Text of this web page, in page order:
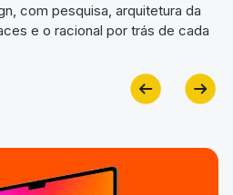
com pesquisa, arquitetura da
e o racional por trás de cada